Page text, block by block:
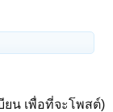
ยน เพื่อที่จะโพสต์)